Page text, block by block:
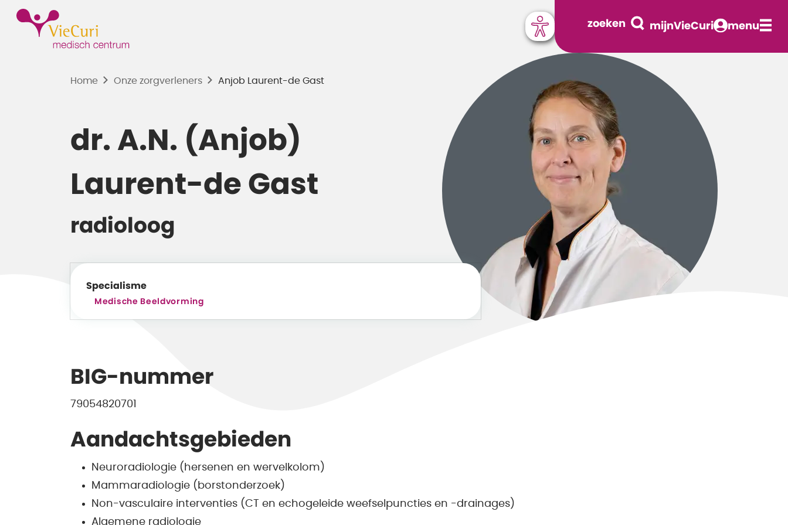
zoeken mijnVieCuri menu
Home Onze zorgverleners Anjob Laurent-de Gast
dr. A.N. (Anjob)
Laurent-de Gast
radioloog
Specialisme
Medische Beeldvorming
BIG-nummer
79054820701
Aandachtsgebieden
Neuroradiologie (hersenen en wervelkolom)
Mammaradiologie (borstonderzoek)
Non-vasculaire interventies (CT en echogeleide weefselpuncties en -drainages)
Algemene radiologie